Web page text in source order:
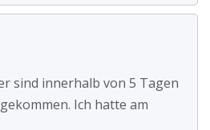
sind innerhalb von 5 Tagen
Ich hatte am